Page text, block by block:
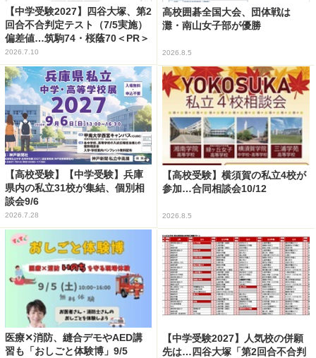
【中学受験2027】四谷大塚、第2
回合不合判定テスト（7/5実施）
偏差値…筑駒74・桜蔭70＜PR＞
2026.7.10
高校囲碁全国大会、団体戦は
灘・南山女子部が優勝
2026.8.5
【高校受験】【中学受験】兵庫
県内の私立31校が集結、個別相
談会9/6
2026.7.28
【高校受験】横須賀の私立4校が
参加…合同相談会10/12
2026.8.5
医療✕消防、縫合デモやAED講
習も「おしごと体験博」9/5
【中学受験2027】人気校の併願
先は…四谷大塚「第2回合不合判